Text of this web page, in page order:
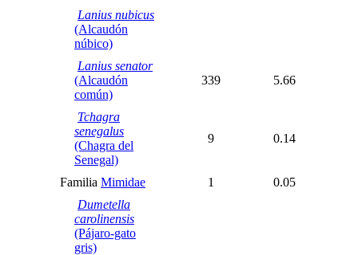
Lanius nubicus
(Alcaudón
núbico)
Lanius senator
(Alcaudón
común)
339 5.66
Tchagra
senegalus
(Chagra del
Senegal)
9 0.14
Familia Mimidae 1
0.05
Dumetella
carolinensis
(Pájaro-gato
gris)